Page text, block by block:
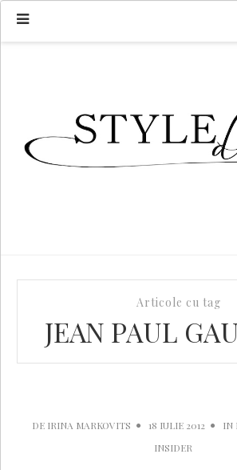
Articole cu tag
JEAN PAUL
DE IRINA MARKOVITS 18 IULIE 2012 IN
INSIDER